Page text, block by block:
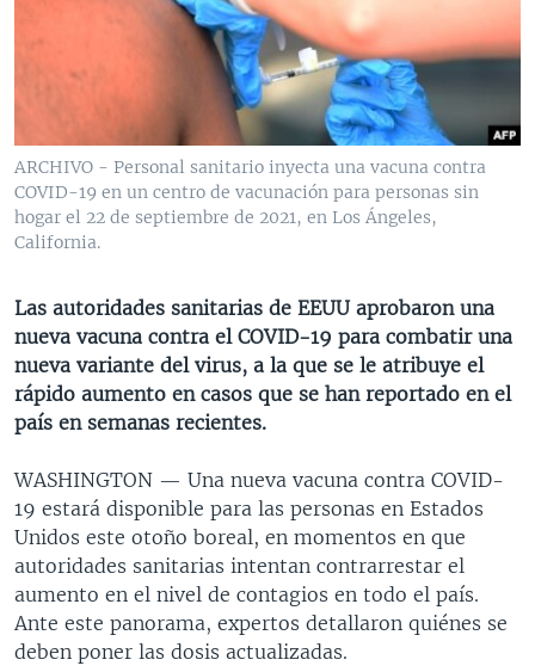
ENTRETENIMIENTO Y CULTURA
TECNOLOGÍA
DEPORTES
CIENCIA Y SALUD
FOTOGRAFÍA
AUDIOS
EL MUNDO AL DÍA
FORO INTERAMERICANO
VISIÓN 360
LAS CLAVES
RADIO
AVANCE INFORMATIVO
AUDIONOTICIAS
BUENOS DÍAS AMÉRICA
EL MUNDO AL DÍA [RADIO]
FORO [RADIO]
DEPORTIVO INTERNACIONAL
ENTRETENIMIENTO
DIRECT
DOCUMENTALES DE LA VOA
SÍGANOS
Idiomas
ARCHIVO - Personal sanitario inyecta una vacuna contra
COVID-19 en un centro de vacunación para personas sin
hogar el 22 de septiembre de 2021, en Los Ángeles,
California.
Las autoridades sanitarias de EEUU aprobaron una
nueva vacuna contra el COVID-19 para combatir una
nueva variante del virus, a la que se le atribuye el
rápido aumento en casos que se han reportado en el
país en semanas recientes.
WASHINGTON — Una nueva vacuna contra COVID-
19 estará disponible para las personas en Estados
Unidos este otoño boreal, en momentos en que
autoridades sanitarias intentan contrarrestar el
aumento en el nivel de contagios en todo el país.
Ante este panorama, expertos detallaron quiénes se
deben poner las dosis actualizadas.